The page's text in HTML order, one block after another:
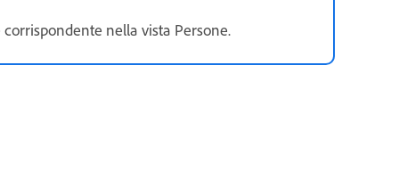
nella vista Persone.